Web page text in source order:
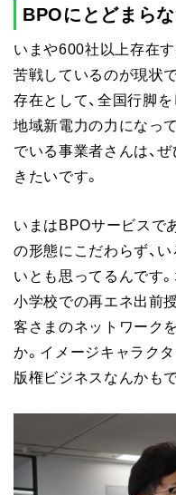
BPOにとどまら
いまや600社以上存在
苦戦しているのが現状
存在として、全国行脚
地域新電力の力になっ
でいる事業者さんは、
きたいです。
いまはBPOサービスで
の形態にこだわらず、
いとも思ってるんです
小学校での再エネ出前
客さまのネットワーク
か。イメージキャラク
版権ビジネスなんかも